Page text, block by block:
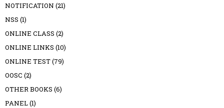
NOTIFICATION (21)
NSS (1)
ONLINE CLASS (2)
ONLINE LINKS (10)
ONLINE TEST(79)
OOSC (2)
OTHER BOOKS (6)
PANEL(1)